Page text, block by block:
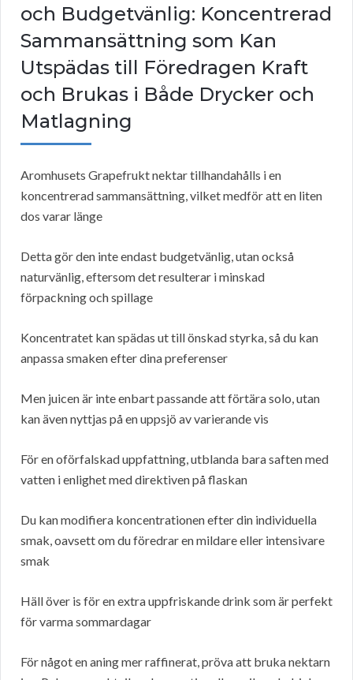
och Budgetvänlig: Koncentrerad
Sammansättning som Kan
Utspädas till Föredragen Kraft
och Brukas i Både Drycker och
Matlagning
Aromhusets Grapefrukt nektar tillhandahålls i en
koncentrerad sammansättning, vilket medför att en liten
dos varar länge
Detta gör den inte endast budgetvänlig, utan också
naturvänlig, eftersom det resulterar i minskad
förpackning och spillage
Koncentratet kan spädas ut till önskad styrka, så du kan
anpassa smaken efter dina preferenser
Men juicen är inte enbart passande att förtära solo, utan
kan även nyttjas på en uppsjö av varierande vis
För en oförfalskad uppfattning, utblanda bara saften med
vatten i enlighet med direktiven på flaskan
Du kan modifiera koncentrationen efter din individuella
smak, oavsett om du föredrar en mildare eller intensivare
smak
Häll över is för en extra uppfriskande drink som är perfekt
för varma sommardagar
För något en aning mer raffinerat, pröva att bruka nektarn